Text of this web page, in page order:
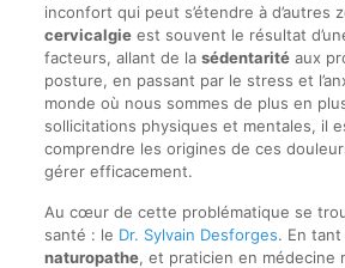
inconfort qui peut s’étendre à d’autres
cervicalgieest souvent le résultat
facteurs, allant de la sédentaritéaux
posture, en passant par le stress et
monde où nous sommes de plus en
sollicitations physiques et mentales, il
comprendre les origines de ces
gérer efficacement.
Au cœur de cette problématique se
santé : le Dr. Sylvain Desforges. En tant
naturopathe, et praticien en médecine